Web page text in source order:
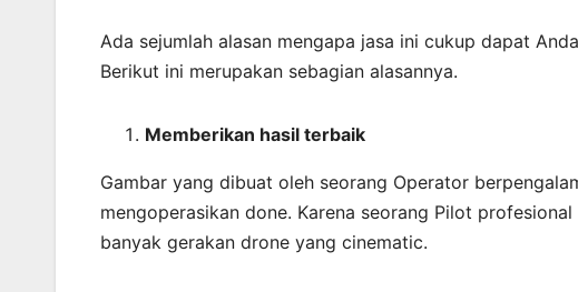
Ada sejumlah alasan mengapa jasa ini cukup dapat
Berikut ini merupakan sebagian alasannya.
Memberikan hasil terbaik
Gambar yang dibuat oleh seorang Operator
mengoperasikan done. Karena seorang Pilot
banyak gerakan drone yang cinematic.